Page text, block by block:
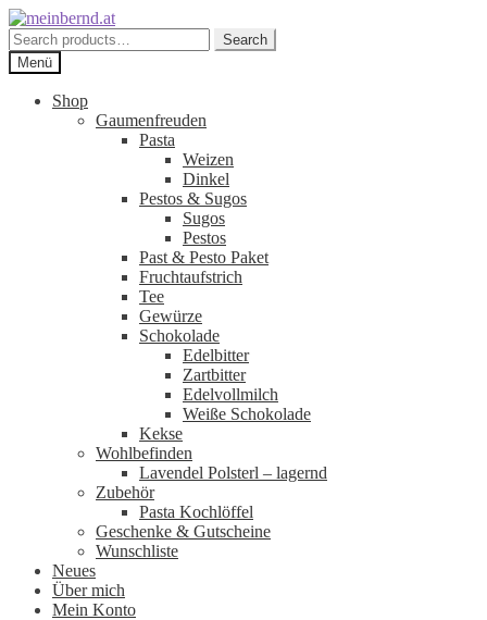
Zur
Navigation
springen
Zum
Inhalt
springen
Search
for:
Search
Menü
Shop
Gaumenfreuden
Pasta
Weizen
Dinkel
Pestos & Sugos
Sugos
Pestos
Past & Pesto Paket
Fruchtaufstrich
Tee
Gewürze
Schokolade
Edelbitter
Zartbitter
Edelvollmilch
Weiße Schokolade
Kekse
Wohlbefinden
Lavendel Polsterl – lagernd
Zubehör
Pasta Kochlöffel
Geschenke & Gutscheine
Wunschliste
Neues
Über mich
Mein Konto